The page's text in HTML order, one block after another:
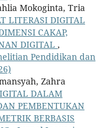
Mokoginta, Tria
LITERASI DIGITAL
CAKAP,
DIGITAL ,
Pendidikan dan
Zahra
DALAM
PEMBENTUKAN
BERBASIS